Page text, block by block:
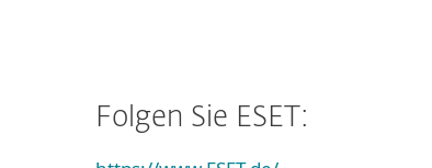
Folgen Sie ESET: